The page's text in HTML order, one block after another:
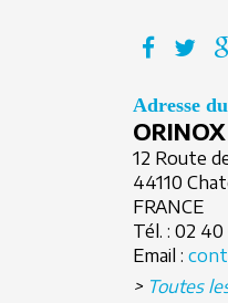
Adresse
ORINOX
12 Route
44110
FRANCE
Tél. : 02 40
Email :
> Toutes